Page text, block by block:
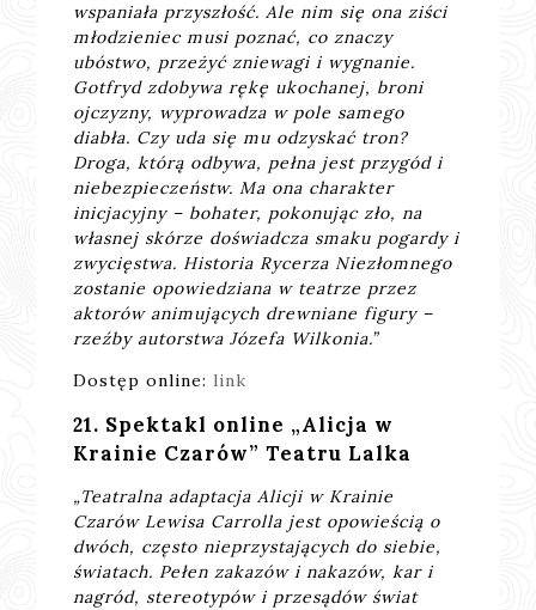
wspaniała przyszłość. Ale nim się ona ziści
młodzieniec musi poznać, co znaczy
ubóstwo, przeżyć zniewagi i wygnanie.
Gotfryd zdobywa rękę ukochanej, broni
ojczyzny, wyprowadza w pole samego
diabła. Czy uda się mu odzyskać tron?
Droga, którą odbywa, pełna jest przygód i
niebezpieczeństw. Ma ona charakter
inicjacyjny – bohater, pokonując zło, na
własnej skórze doświadcza smaku pogardy i
zwycięstwa. Historia Rycerza Niezłomnego
zostanie opowiedziana w teatrze przez
aktorów animujących drewniane figury –
rzeźby autorstwa Józefa Wilkonia.”
Dostęp online: link
21. Spektakl online „Alicja w
Krainie Czarów” Teatru Lalka
„Teatralna adaptacja Alicji w Krainie
Czarów Lewisa Carrolla jest opowieścią o
dwóch, często nieprzystających do siebie,
światach. Pełen zakazów i nakazów, kar i
nagród, stereotypów i przesądów świat